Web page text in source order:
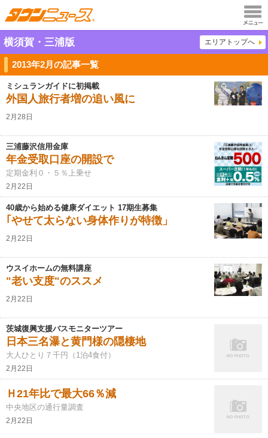
メニュ
ー
横須賀・三浦版 エリアトップへ
2013年2月の記事一覧
ミシュランガイドに初掲載
外国人旅行者増の追い風に
2月28日
三浦藤沢信用金庫
年金受取口座の開設で
定期金利０・５％上乗せ
2月22日
40歳から始める健康ダイエット 17期生募集
｢やせて太らない身体作りが特徴」
2月22日
ウスイホームの無料講座
"老い支度"のススメ
2月22日
茨城復興支援バスモニターツアー
日本三名瀑と黄門様の隠棲地
大人ひとり７千円（1泊4食付）
2月22日
Ｈ21年比で最大66％減
中央地区の通行量調査
2月22日